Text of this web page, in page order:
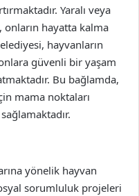
Yaralı veya
onların hayatta kalma
hayvanların
güvenli bir yaşam
Bu bağlamda,
mama noktaları
yönelik hayvan
sorumluluk projeleri